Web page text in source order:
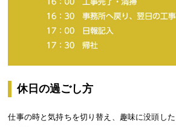
休日の過ごし方
仕事の時と気持ちを切り替え、趣味に没頭し